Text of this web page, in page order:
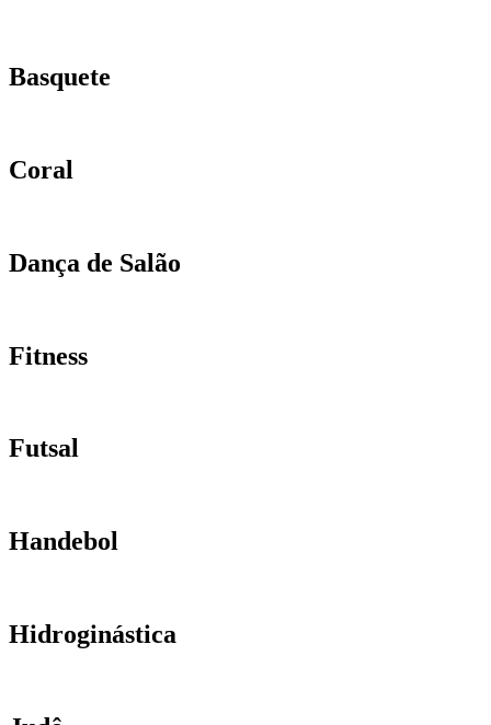
Basquete
Coral
Dança de Salão
Fitness
Futsal
Handebol
Hidroginástica